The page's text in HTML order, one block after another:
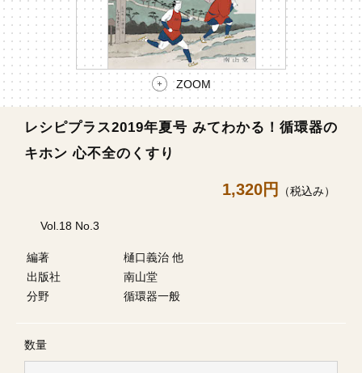
ZOOM
レシピプラス2019年夏号 みてわかる！循環器の
キホン 心不全のくすり
1,320円 （税込み）
Vol.18 No.3
編著
樋口義治 他
出版社
南山堂
分野
循環器一般
数量